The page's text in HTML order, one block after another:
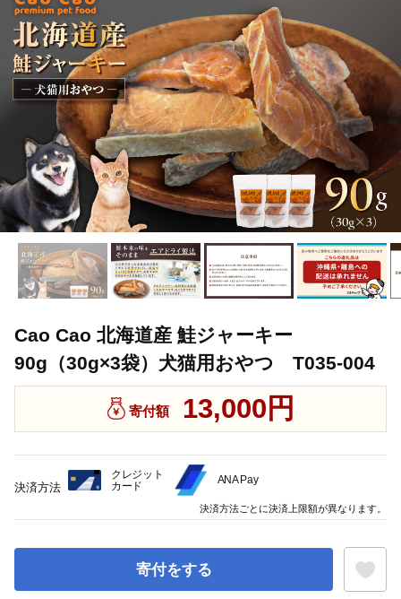
Cao Cao 北海道産 鮭ジャーキー
90g（30g×3袋）犬猫用おやつ T035-004
寄付額 13,000円
寄付をする
決済方法
クレジット
カード
ANA Pay
決済方法ごとに決済上限額が異なります。